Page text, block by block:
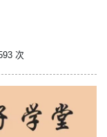
次